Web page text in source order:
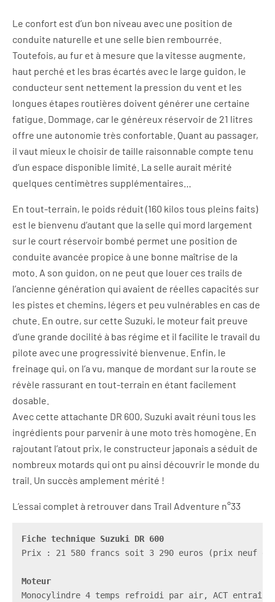
Le confort est d’un bon niveau avec une position de
conduite naturelle et une selle bien rembourrée.
Toutefois, au fur et à mesure que la vitesse augmente,
haut perché et les bras écartés avec le large guidon, le
conducteur sent nettement la pression du vent et les
longues étapes routières doivent générer une certaine
fatigue. Dommage, car le généreux réservoir de 21 litres
offre une autonomie très confortable. Quant au passager,
il vaut mieux le choisir de taille raisonnable compte tenu
d’un espace disponible limité. La selle aurait mérité
quelques centimètres supplémentaires…
En tout-terrain, le poids réduit (160 kilos tous pleins faits)
est le bienvenu d’autant que la selle qui mord largement
sur le court réservoir bombé permet une position de
conduite avancée propice à une bonne maîtrise de la
moto. A son guidon, on ne peut que louer ces trails de
l’ancienne génération qui avaient de réelles capacités sur
les pistes et chemins, légers et peu vulnérables en cas de
chute. En outre, sur cette Suzuki, le moteur fait preuve
d’une grande docilité à bas régime et il facilite le travail du
pilote avec une progressivité bienvenue. Enfin, le
freinage qui, on l’a vu, manque de mordant sur la route se
révèle rassurant en tout-terrain en étant facilement
dosable.
Avec cette attachante DR 600, Suzuki avait réuni tous les
ingrédients pour parvenir à une moto très homogène. En
rajoutant l’atout prix, le constructeur japonais a séduit de
nombreux motards qui ont pu ainsi découvrir le monde du
trail. Un succès amplement mérité !
L’essai complet à retrouver dans Trail Adventure n°33
Fiche technique Suzuki DR 600
Prix : 21 580 francs soit 3 290 euros (prix neuf en
Monocylindre 4 temps refroidi par air, ACT entraîné